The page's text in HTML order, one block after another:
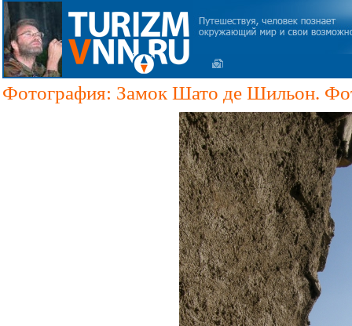
Фотография: Замок Шато де Шильон.